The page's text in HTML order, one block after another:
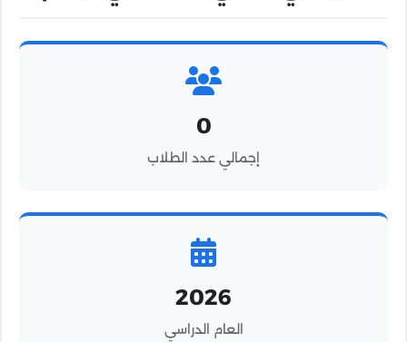
0
إجمالي عدد الطلاب
2026
العام الدراسي